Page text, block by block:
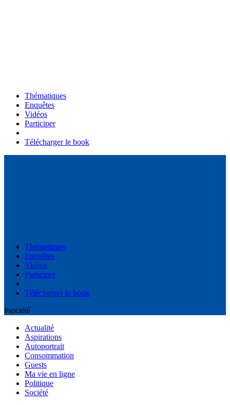
Thématiques
Enquêtes
Vidéos
Participer
Télécharger le book
Thématiques
Enquêtes
Vidéos
Participer
Télécharger le book
#société
Actualité
Aspirations
Autoportrait
Consommation
Guests
Ma vie en ligne
Politique
Société